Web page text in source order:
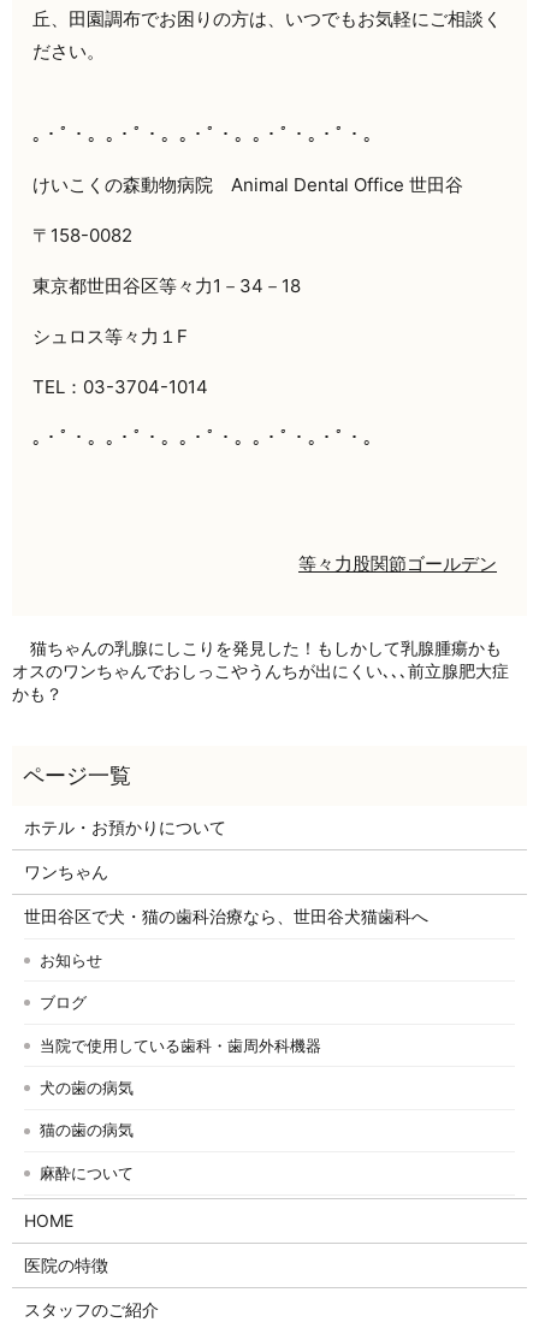
丘、田園調布でお困りの方は、いつでもお気軽にご相談く
ださい。
｡・ﾟ・。｡・ﾟ・。｡・ﾟ・。｡・ﾟ・｡・ﾟ・。
けいこくの森動物病院Animal Dental Office 世田谷
〒 158-0082
東京都世田谷区等々力1 － 34 － 18
シュロス等々力１ F
TEL ： 03-3704-1014
｡・ﾟ・。｡・ﾟ・。｡・ﾟ・。｡・ﾟ・｡・ﾟ・。
等々力股関節ゴールデン
猫ちゃんの乳腺にしこりを発見した！もしかして乳腺腫瘍かも
オスのワンちゃんでおしっこやうんちが出にくい､､､前立腺肥大症
かも？
ホテル・お預かりについて
ワンちゃん
世田谷区で犬・猫の歯科治療なら、世田谷犬猫歯科へ
お知らせ
ブログ
当院で使用している歯科・歯周外科機器
犬の歯の病気
猫の歯の病気
麻酔について
HOME
医院の特徴
スタッフのご紹介